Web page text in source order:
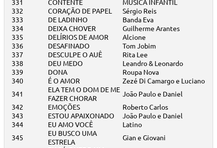
331
CONTENTE
MÚSICA INFANTIL
332
CORAÇÃO DE PAPEL
Sérgio Reis
333
DE LADINHO
Banda Eva
334
DEIXA CHOVER
Guilherme Arantes
335
DELÍRIOS DE AMOR
Alcione
336
DESAFINADO
Tom Jobim
337
DESCULPE O AUÊ
Rita Lee
338
DEU MEDO
Leandro & Leonardo
339
DONA
Roupa Nova
340
É O AMOR
Zezé Di Camargo e Luciano
341
ELA TEM O DOM DE ME
FAZER CHORAR
João Paulo e Daniel
342
EMOÇÕES
Roberto Carlos
343
ESTOU APAIXONADO
João Paulo e Daniel
344
EU AMO VOCÊ
Latino
345
EU BUSCO UMA
ESTRELA
Gian e Giovani